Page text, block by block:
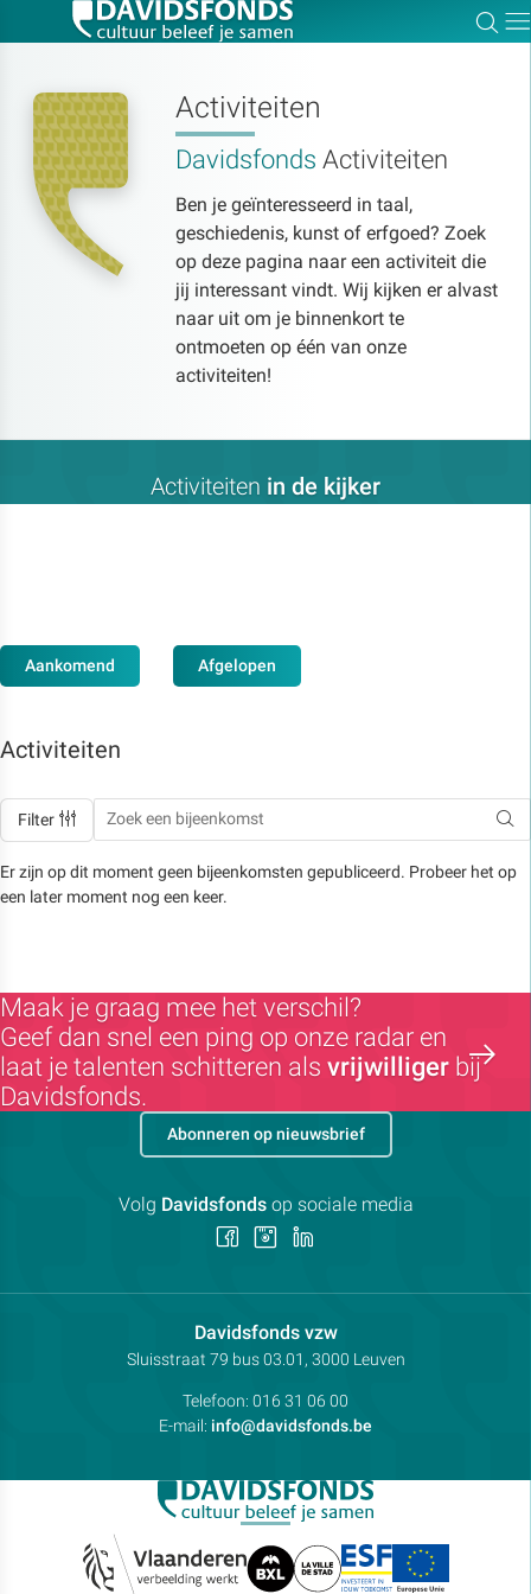
Activiteiten
Davidsfonds Activiteiten
Ben je geïnteresseerd in taal,
geschiedenis, kunst of erfgoed? Zoek
op deze pagina naar een activiteit die
jij interessant vindt. Wij kijken er alvast
naar uit om je binnenkort te
ontmoeten op één van onze
activiteiten!
Activiteiten in de kijker
Aankomend Afgelopen
Activiteiten
Filter
Er zijn op dit moment geen bijeenkomsten gepubliceerd. Probeer het op
een later moment nog een keer.
Maak je graag mee het verschil?
Geef dan snel een ping op onze radar en
laat je talenten schitteren als vrijwilliger bij
Davidsfonds.
Davidsfonds vzwContactpersoon:
Adres:
Sluisstraat 79 bus 03.01, 3000 Leuven
Telefoon: 016 31 06 00
E-mail: info@davidsfonds.be
Abonneren op nieuwsbrief
Volg Davidsfondsop sociale media
Volg Volg
Zoek:
Zoeken